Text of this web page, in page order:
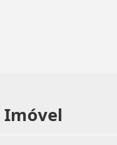
Imóvel